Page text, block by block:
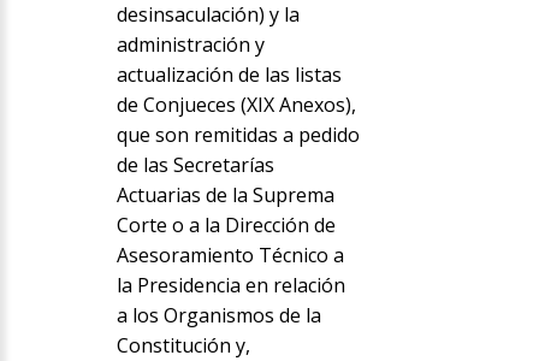
desinsaculación) y la
administración y
actualización de las listas
de Conjueces (XIX Anexos),
que son remitidas a pedido
de las Secretarías
Actuarias de la Suprema
Corte o a la Dirección de
Asesoramiento Técnico a
la Presidencia en relación
a los Organismos de la
Constitución y,